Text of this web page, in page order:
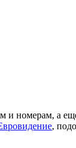
и номерам, а
,